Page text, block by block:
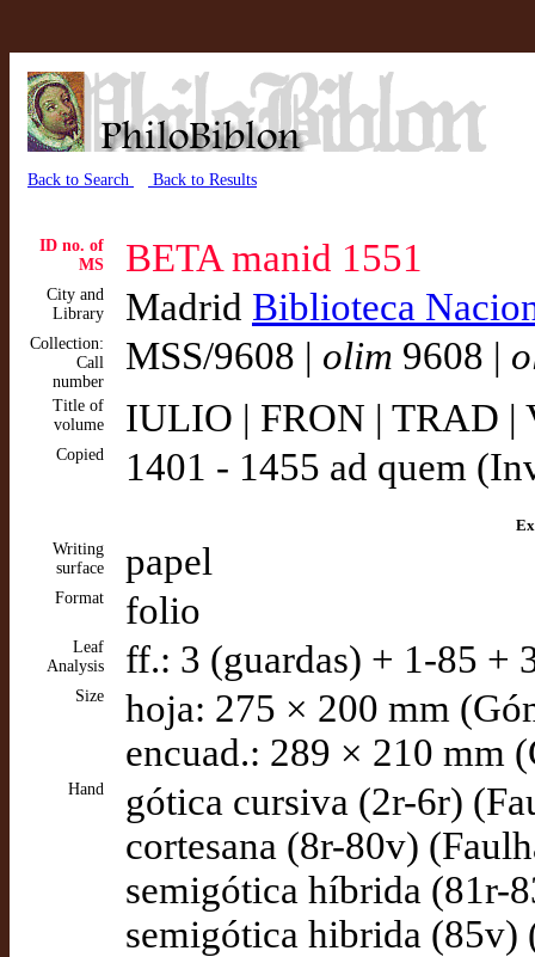
Back to Search Back to Results
ID no. of
MS
BETA manid 1551
City and
Library
Madrid Biblioteca
Collection:
Call
number
MSS/9608 | olim 9608 |
Title of
volume
IULIO | FRON | TRAD |
Copied 1401 - 1455 ad quem
Writing
surface
papel
Format folio
Leaf
Analysis
ff.: 3 (guardas) + 1-85 +
Size
hoja: 275 × 200 mm
encuad.: 289 × 210 mm
Hand
gótica cursiva (2r-6r)
cortesana (8r-80v)
semigótica híbrida (81r-
semigótica hibrida (85v)